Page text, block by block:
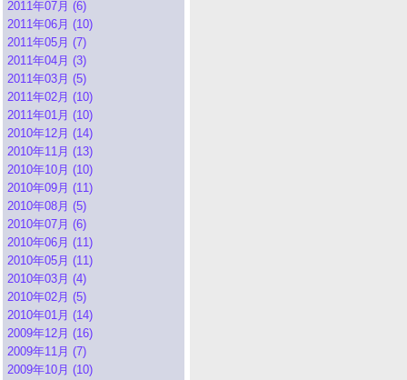
2011年07月 (6)
2011年06月 (10)
2011年05月 (7)
2011年04月 (3)
2011年03月 (5)
2011年02月 (10)
2011年01月 (10)
2010年12月 (14)
2010年11月 (13)
2010年10月 (10)
2010年09月 (11)
2010年08月 (5)
2010年07月 (6)
2010年06月 (11)
2010年05月 (11)
2010年03月 (4)
2010年02月 (5)
2010年01月 (14)
2009年12月 (16)
2009年11月 (7)
2009年10月 (10)